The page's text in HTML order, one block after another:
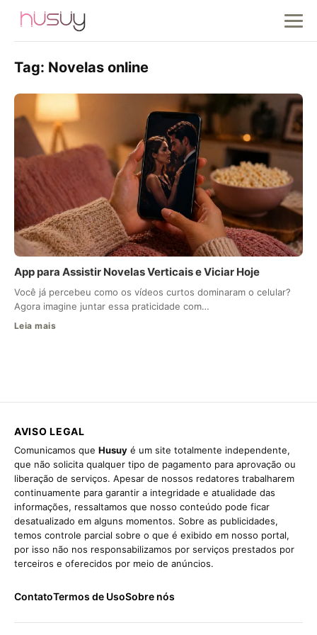
Tag: Novelas online
App para Assistir Novelas Verticais e Viciar Hoje
Você já percebeu como os vídeos curtos dominaram o celular?
Agora imagine juntar essa praticidade com…
Leia mais
AVISO LEGAL
Comunicamos que Husuy é um site totalmente independente,
que não solicita qualquer tipo de pagamento para aprovação ou
liberação de serviços. Apesar de nossos redatores trabalharem
continuamente para garantir a integridade e atualidade das
informações, ressaltamos que nosso conteúdo pode ficar
desatualizado em alguns momentos. Sobre as publicidades,
temos controle parcial sobre o que é exibido em nosso portal,
por isso não nos responsabilizamos por serviços prestados por
terceiros e oferecidos por meio de anúncios.
ContatoTermos de UsoSobre nós